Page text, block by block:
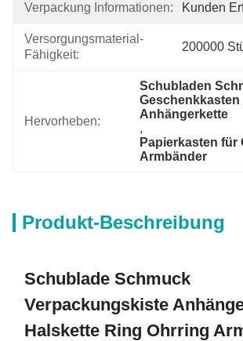
Verpackung Informationen: Kunden
Versorgungsmaterial-
Fähigkeit:
200000
Hervorheben:
Schubladen
Geschenkkasten
Anhängerkette
,
Papierkasten für
Armbänder
Produkt-Beschreibung
Schublade Schmuck
Verpackungskiste
Halskette Ring Ohrring